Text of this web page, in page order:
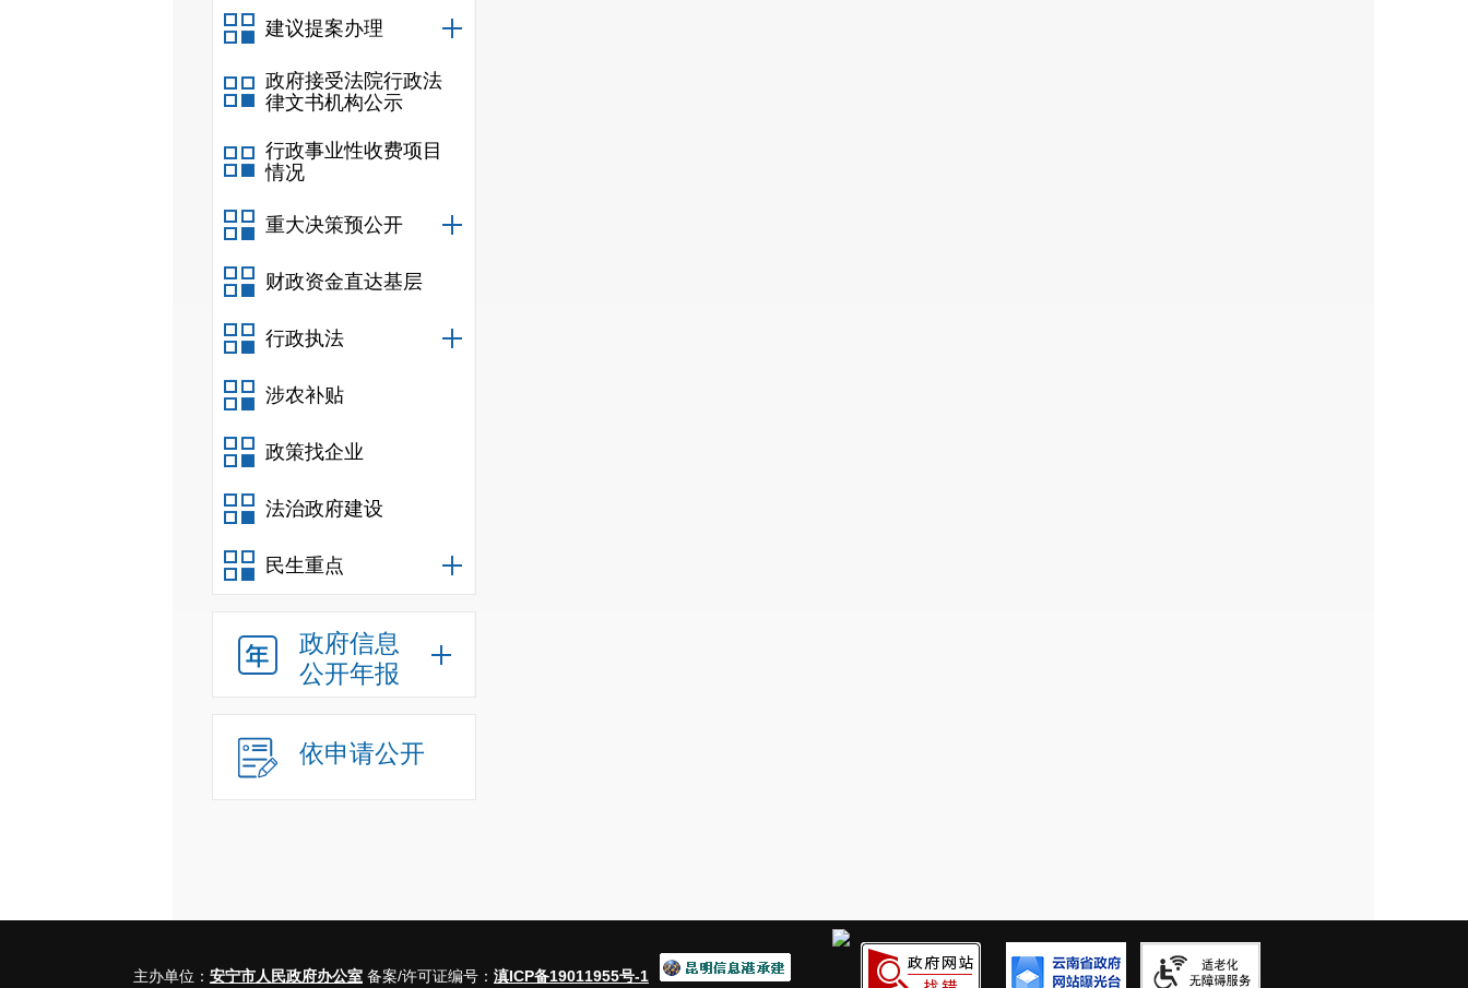
建议提案办理
政府接受法院行政法
律文书机构公示
行政事业性收费项目
情况
重大决策预公开
财政资金直达基层
行政执法
涉农补贴
政策找企业
法治政府建设
民生重点
政府信息
公开年报
依申请公开
主办单位： 安宁市人民政府办公室 备案/许可证编号： 滇ICP备19011955号-1